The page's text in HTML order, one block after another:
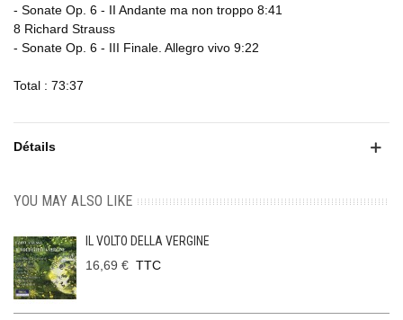
- Sonate Op. 6 - II Andante ma non troppo 8:41
8 Richard Strauss
- Sonate Op. 6 - III Finale. Allegro vivo 9:22
Total : 73:37
Détails
YOU MAY ALSO LIKE
IL VOLTO DELLA VERGINE
16,69 € TTC